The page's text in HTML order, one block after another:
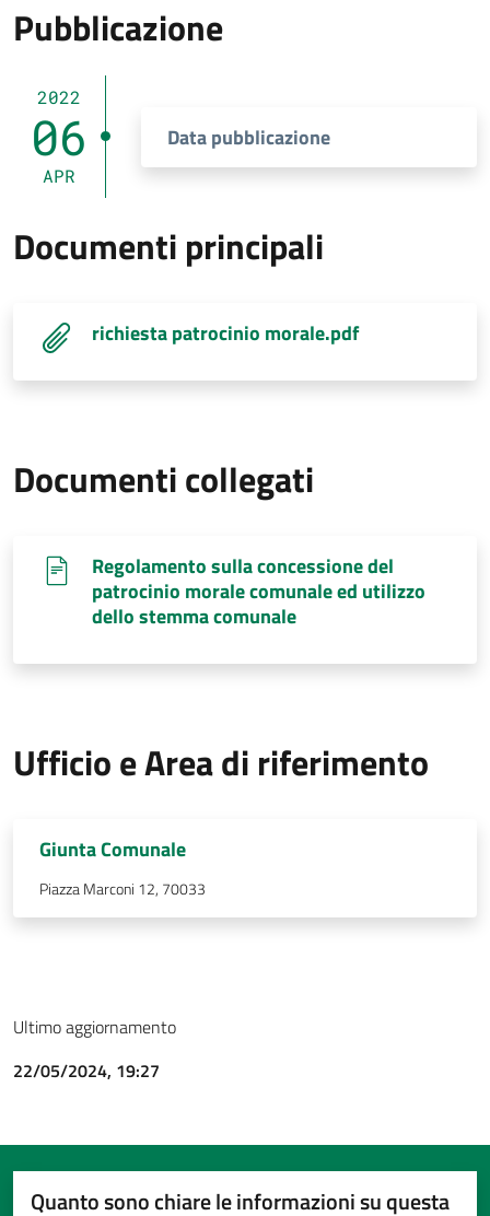
Pubblicazione
2022
06
APR
Data pubblicazione
Documenti principali
richiesta patrocinio morale.pdf
Documenti collegati
Regolamento sulla concessione del
patrocinio morale comunale ed utilizzo
dello stemma comunale
Ufficio e Area di riferimento
Giunta Comunale
Piazza Marconi 12, 70033
Ultimo aggiornamento
22/05/2024, 19:27
Quanto sono chiare le informazioni su questa